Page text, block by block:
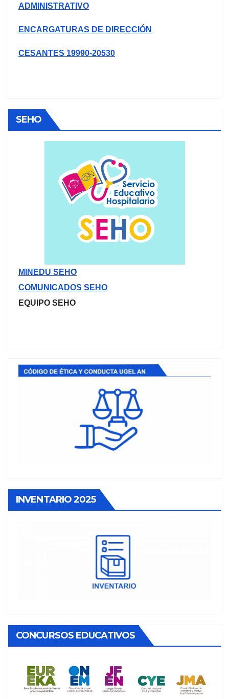
ADMINISTRATIVO
ENCARGATURAS DE DIRECCIÓN
CESANTES 19990-20530
SEHO
MINEDU SEHO
COMUNICADOS SEHO
EQUIPO SEHO
INVENTARIO 2025
CONCURSOS EDUCATIVOS